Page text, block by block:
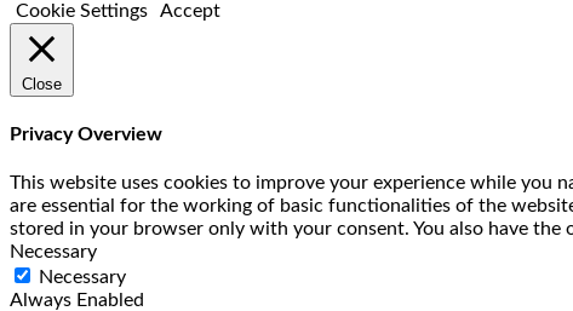
Cookie Settings
Accept
Close
Privacy Overview
This website uses cookies to improve your experience while you
are essential for the working of basic functionalities of the
stored in your browser only with your consent. You also have
Necessary
Necessary
Always Enabled